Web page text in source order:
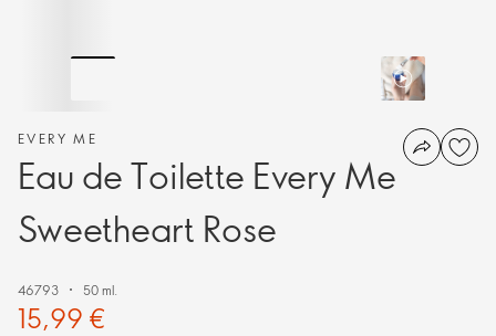
EVERY ME
Eau de Toilette Every Me
Sweetheart Rose
46793 50 ml.
15,99 €